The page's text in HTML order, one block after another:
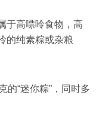
于高嘌呤食物，高
的纯素粽或杂粮
的“迷你粽”，同时多